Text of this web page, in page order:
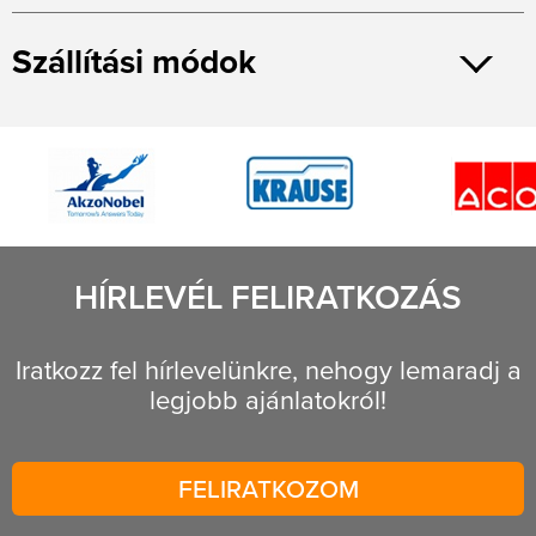
Szállítási módok
HÍRLEVÉL FELIRATKOZÁS
Iratkozz fel hírlevelünkre, nehogy lemaradj a
legjobb ajánlatokról!
FELIRATKOZOM